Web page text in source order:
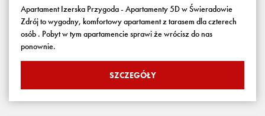
Apartament Izerska Przygoda - Apartamenty 5D w Świeradowie
Zdrój to wygodny, komfortowy apartament z tarasem dla czterech
osób . Pobyt w tym apartamencie sprawi że wrócisz do nas
ponownie.
SZCZEGÓŁY